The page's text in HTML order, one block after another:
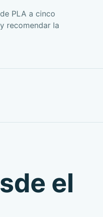
PLA a cinco
recomendar la
el